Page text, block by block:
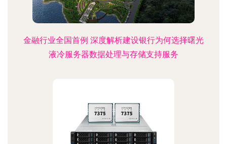
金融行业全国首例 深度解析建设银行为何选择曙光
液冷服务器数据处理与存储支持服务